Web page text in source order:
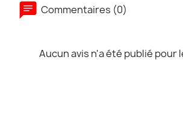
Commentaires (0)
Aucun avis n'a été publié pour